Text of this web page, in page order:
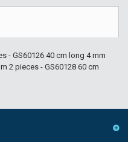
- GS60126 40 cm long 4 mm
2 pieces - GS60128 60 cm